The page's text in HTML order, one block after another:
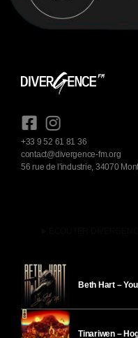
+33 9 52 61 81 36
contact@divergence-fm.org
56 rue de l'industrie, 34070
Beth Hart –
Tinariwen –